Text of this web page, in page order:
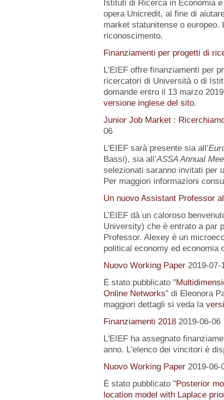
Istituti di Ricerca in Economia
opera Unicredit, al fine di
market statunitense o europeo.
riconoscimento.
Finanziamenti per progetti di
L’EIEF offre finanziamenti per
ricercatori di Università o di
domande entro il 13 marzo
versione inglese del sito.
Junior Job Market :
06
L'EIEF sarà presente sia all’
Bassi), sia all’ASSA Annual
selezionati saranno invitati per
Per maggiori informazioni
Un nuovo Assistant Professor
L’EIEF dà un caloroso
University) che è entrato a par
Professor. Alexey è un
political economy ed
Nuovo Working Paper 2019-07-
È stato pubblicato "
Online Networks” di Eleonora
maggiori dettagli si veda la
Finanziamenti 2018 2019-06-06
L'EIEF ha assegnato
anno. L'elenco dei vincitori è
Nuovo Working Paper 2019-06-
È stato pubblicato "Posterior
location model with Laplace